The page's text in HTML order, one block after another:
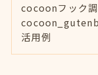
cocoonフック
活用例